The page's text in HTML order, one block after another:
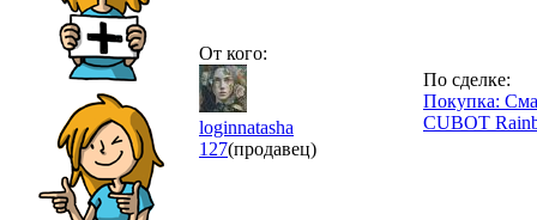
От кого:
loginnatasha
127(продавец)
По сделке:
Покупка:
CUBOT